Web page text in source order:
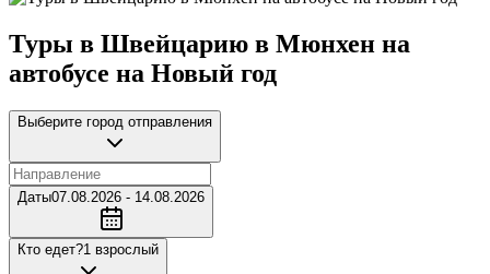
Туры в Швейцарию в Мюнхен на
автобусе на Новый год
Выберите город отправления
Даты07.08.2026 - 14.08.2026
Кто едет?1 взрослый